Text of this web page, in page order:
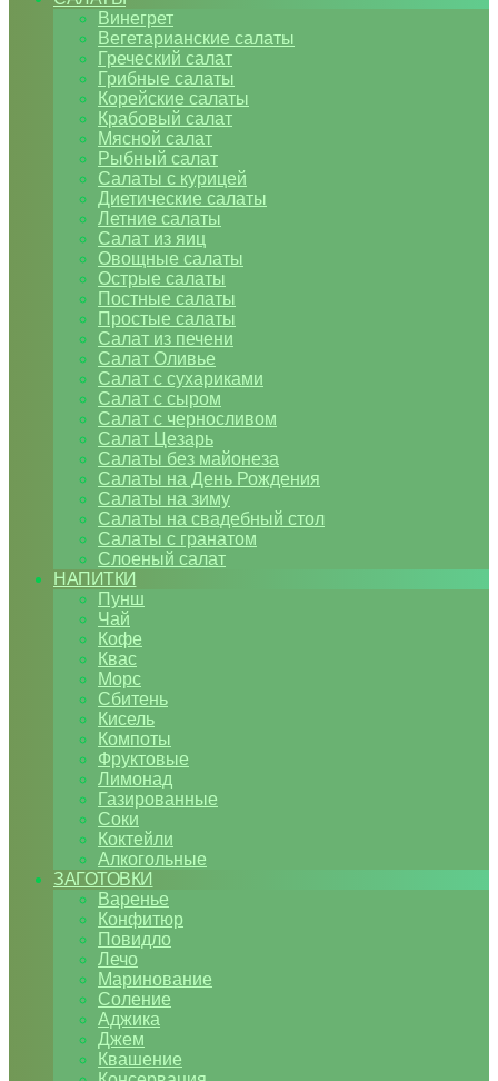
Винегрет
Вегетарианские салаты
Греческий салат
Грибные салаты
Корейские салаты
Крабовый салат
Мясной салат
Рыбный салат
Салаты с курицей
Диетические салаты
Летние салаты
Салат из яиц
Овощные салаты
Острые салаты
Постные салаты
Простые салаты
Салат из печени
Салат Оливье
Салат с сухариками
Салат с сыром
Салат с черносливом
Салат Цезарь
Салаты без майонеза
Салаты на День Рождения
Салаты на зиму
Салаты на свадебный стол
Салаты с гранатом
Слоеный салат
НАПИТКИ
Пунш
Чай
Кофе
Квас
Морс
Сбитень
Кисель
Компоты
Фруктовые
Лимонад
Газированные
Соки
Коктейли
Алкогольные
ЗАГОТОВКИ
Варенье
Конфитюр
Повидло
Лечо
Маринование
Соление
Аджика
Джем
Квашение